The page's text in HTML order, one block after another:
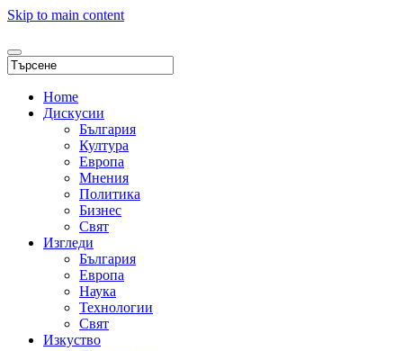
Skip to main content
Home
Дискусии
България
Култура
Европа
Мнения
Политика
Бизнес
Свят
Изгледи
България
Европа
Наука
Технологии
Свят
Изкуство